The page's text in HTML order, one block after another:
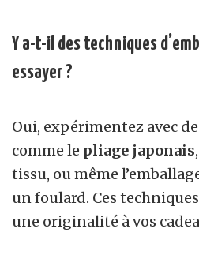
Y a-t-il des techniques
essayer ?
Oui, expérimentez avec
comme le pliage japonais
tissu, ou même
un foulard. Ces
une originalité à vos